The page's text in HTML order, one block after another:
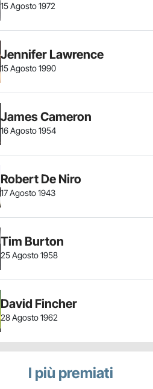
15 Agosto 1972
Jennifer Lawrence
15 Agosto 1990
James Cameron
16 Agosto 1954
Robert De Niro
17 Agosto 1943
Tim Burton
25 Agosto 1958
David Fincher
28 Agosto 1962
I più premiati